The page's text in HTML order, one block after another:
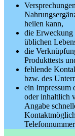
heilen kann,
die Erweckung
üblichen
die
Produkttests
fehlende
bzw. des
ein Impressum
oder inhaltlich
Angabe